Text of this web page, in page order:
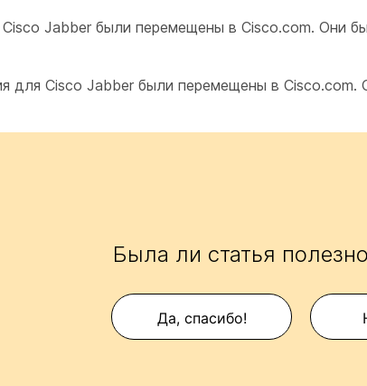
Cisco Jabber были перемещены в Cisco.com. Они
для Cisco Jabber были перемещены в Cisco.com.
Была ли статья
Да, спасибо!